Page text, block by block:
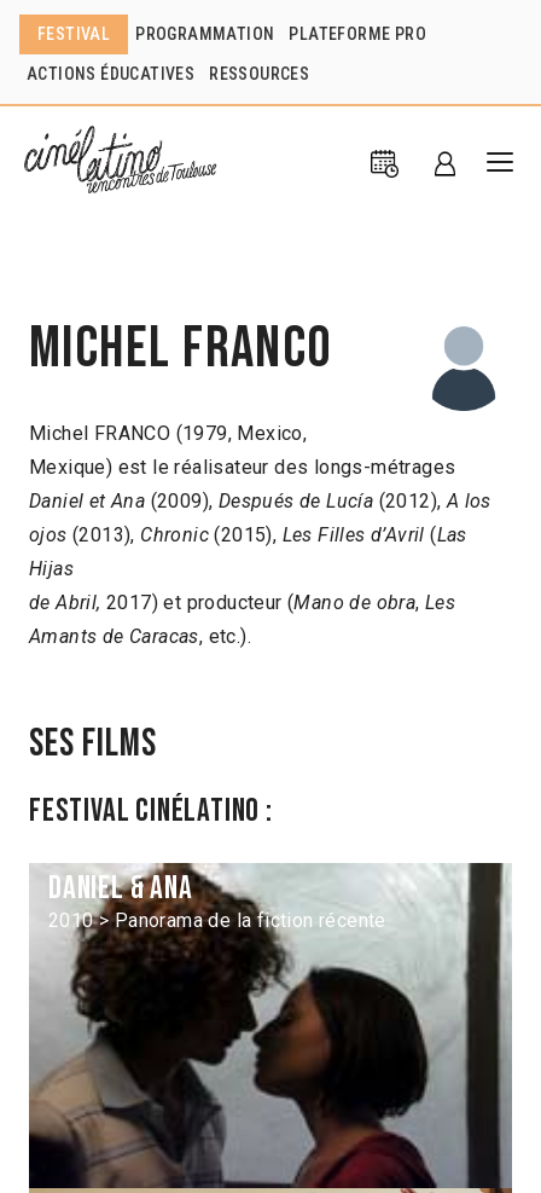
FESTIVAL PROGRAMMATION PLATEFORME PRO
ACTIONS ÉDUCATIVES RESSOURCES
Michel Franco
Michel FRANCO (1979, Mexico,
Mexique) est le réalisateur des longs-métrages
Daniel et Ana (2009), Después de Lucía (2012),A los
ojos (2013), Chronic (2015), Les Filles d’Avril(Las
Hijas
de Abril, 2017) et producteur (Mano de obra,Les
Amants de Caracas, etc.).
Ses films
Festival Cinélatino :
Daniel & Ana
2010 > Panorama de la fiction récente